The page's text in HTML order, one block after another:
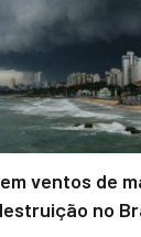
ventos de
no